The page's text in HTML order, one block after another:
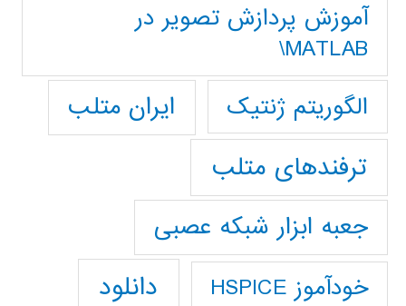
آموزش پردازش تصوير در
MATLAB\
الگوریتم ژنتیک
ایران متلب
ترفندهای متلب
جعبه ابزار شبکه عصبی
خودآموز HSPICE دانلود